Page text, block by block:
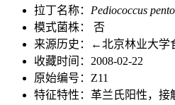
拉丁名称： Pediococcus
模式菌株： 否
来源历史：←北京林业大学
收藏时间：2008-02-22
原始编号：Z11
特征特性：革兰氏阳性，接